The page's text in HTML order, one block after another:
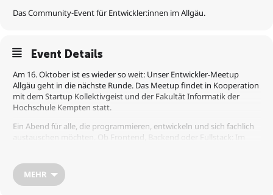
Das Community-Event für Entwickler:innen im Allgäu.
Event Details
Am 16. Oktober ist es wieder so weit: Unser Entwickler-Meetup
Allgäu geht in die nächste Runde. Das Meetup findet in Kooperation
mit dem Startup Kollektivgeist und der Fakultät Informatik der
Hochschule Kempten statt.
Ein Abend für alle, die programmieren, entwickeln und sich fachlich
austauschen möchten. Ob Frontend, Backend oder Fullstack: Im
Programm
Christian Baier – Softwareentwickler und Technical Project Lead bei
MEHR